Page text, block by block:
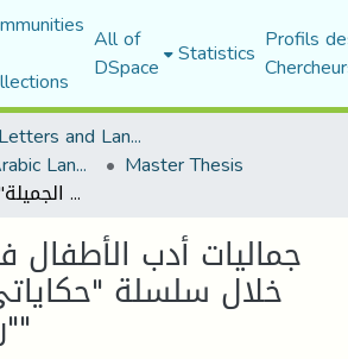
All of
DSpace Statistics Profils
Faculty of Letters and Languages
Department of Arabic Language and Literature Master Thesis
جماليات أدب الأطفال في الجزائر من خلال سلسلة "حكاياتي الجميلة" ل "رجب بن محمد"
جماليات أدب الأطفال
خلال سلسلة
"رجب بن محمد"